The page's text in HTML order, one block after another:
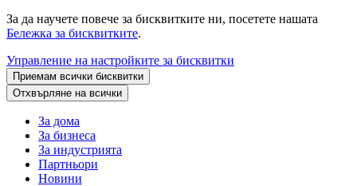
За да научете повече за бисквитките ни, посетете нашата
Бележка за бисквитките.
Управление на настройките за бисквитки
Приемам всички бисквитки
Отхвърляне на всички
За дома
За бизнеса
За индустрията
Партньори
Новини